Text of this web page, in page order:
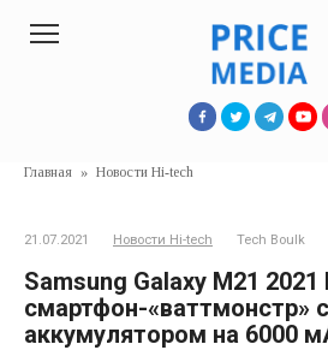
Главная » Новости Hi-tech
21.07.2021 Новости Hi-tech Tech Boulk
Samsung Galaxy M21 2021
смартфон-«ваттмонстр» с
аккумулятором на 6000